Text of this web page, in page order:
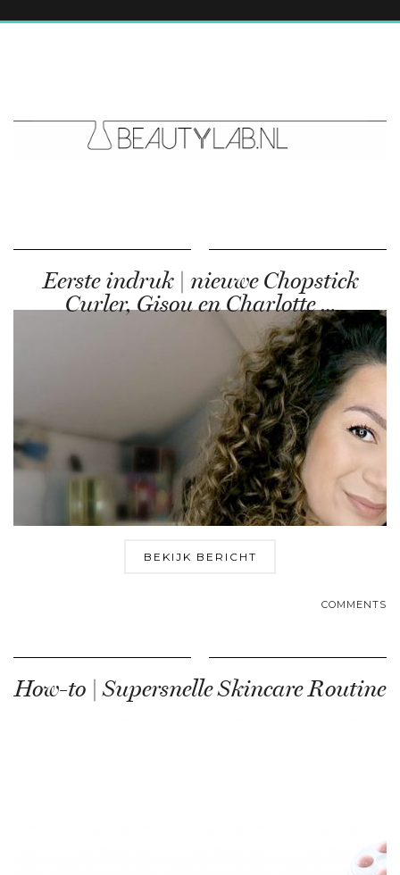
Eerste indruk | nieuwe Chopstick
Curler, Gisou en Charlotte …
BEKIJK BERICHT
COMMENTS
How-to | Supersnelle Skincare Routine